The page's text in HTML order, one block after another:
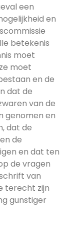
een
en
betekenis
moet
moet
en de
dat de
van de
genomen en
dat de
de
en dat ten
de vragen
van
terecht zijn
gunstiger